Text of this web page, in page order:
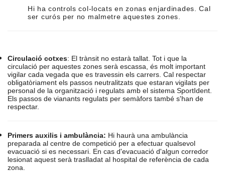
Hi ha controls col-locats en zonas enjardinades. Cal
ser curós per no malmetre aquestes zones.
Circulació cotxes: El trànsit no estarà tallat. Tot i que la
circulació per aquestes zones serà escassa, és molt important
vigilar cada vegada que es travessin els carrers. Cal respectar
obligatòriament els passos neutralitzats que estaran vigilats per
personal de la organització i regulats amb el sistema SportIdent.
Els passos de vianants regulats per semàfors també s'han de
respectar.
Primers auxilis i ambulància: Hi haurà una ambulància
preparada al centre de competició per a efectuar qualsevol
evacuació si es necessari. En cas d'evacuació d'algun corredor
lesionat aquest serà traslladat al hospital de referència de cada
zona.